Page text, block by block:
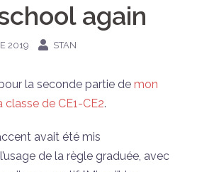
again
2019 STAN
la seconde partie de mon
de CE1-CE2.
avait été mis
de la règle graduée, avec